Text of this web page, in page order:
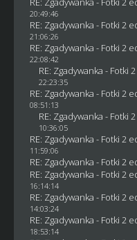
20:49:46
RE: Zgadywanka - Fotki 2
21:06:26
RE: Zgadywanka - Fotki 2
22:08:42
RE: Zgadywanka - Fotki
22:23:35
RE: Zgadywanka - Fotki 2
08:51:13
RE: Zgadywanka - Fotki
10:36:05
RE: Zgadywanka - Fotki 2
11:59:06
RE: Zgadywanka - Fotki 2
RE: Zgadywanka - Fotki 2
16:14:14
RE: Zgadywanka - Fotki 2
14:03:24
RE: Zgadywanka - Fotki 2
18:53:14